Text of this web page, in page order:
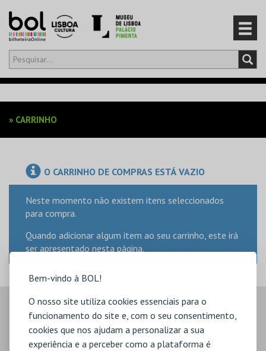
Bem-vindo à BOL!
O nosso site utiliza cookies essenciais para o
funcionamento do site e, com o seu consentimento,
cookies que nos ajudam a personalizar a sua
experiência e a perceber como a plataforma é
Olá,iniciar sessão
EVENTOS
CARTÕES
PRODUTOS
» CARRINHO
O CARRINHO DE COMPRAS ESTÁ VAZIO
Neste momento não existem itens seleccionados
para compra.
Quando adicionar algum item ao seu carrinho, este irá
ser apresentado nesta página.